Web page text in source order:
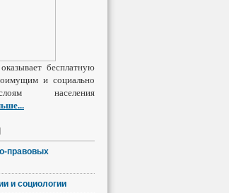
бесплатную
и социально
населения
...
правовых
и социологии